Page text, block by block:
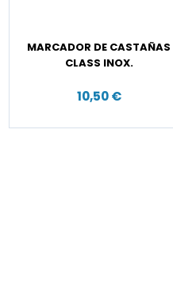
MARCADOR DE CASTAÑAS
CLASS INOX.
10,50 €